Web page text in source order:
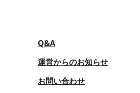
Q&A
運営からのお知らせ
お問い合わせ